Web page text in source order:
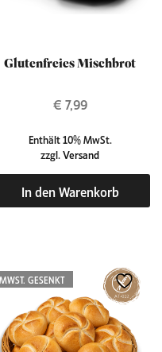
Glutenfreies Mischbrot
€ 7,99
Enthält 10% MwSt.
zzgl.Versand
In den Warenkorb
MWST. GESENKT